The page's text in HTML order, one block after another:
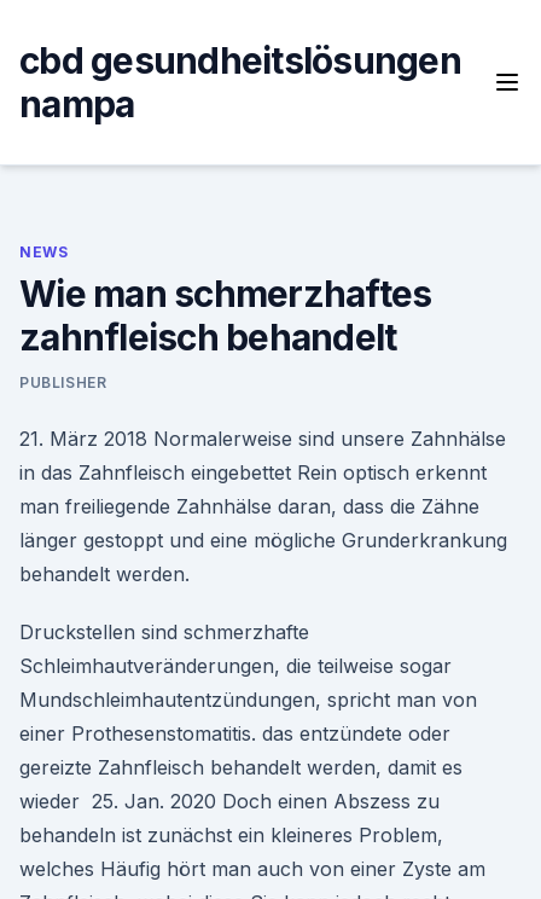
content
cbd gesundheitslösungen
nampa
NEWS
Wie man schmerzhaftes
zahnfleisch behandelt
PUBLISHER
21. März 2018 Normalerweise sind unsere Zahnhälse
in das Zahnfleisch eingebettet Rein optisch erkennt
man freiliegende Zahnhälse daran, dass die Zähne
länger gestoppt und eine mögliche Grunderkrankung
behandelt werden.
Druckstellen sind schmerzhafte
Schleimhautveränderungen, die teilweise sogar
Mundschleimhautentzündungen, spricht man von
einer Prothesenstomatitis. das entzündete oder
gereizte Zahnfleisch behandelt werden, damit es
wieder 25. Jan. 2020 Doch einen Abszess zu
behandeln ist zunächst ein kleineres Problem,
welches Häufig hört man auch von einer Zyste am